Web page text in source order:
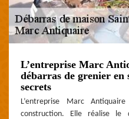
L’entreprise Marc
débarras de grenier en
secrets
L’entreprise Marc
construction. Elle réalise le